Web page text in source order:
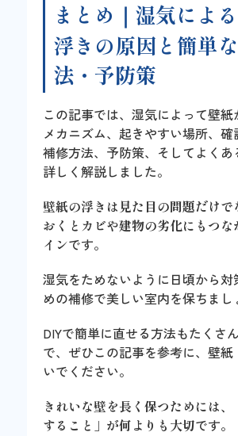
まとめ｜湿気によ
浮きの原因と簡単
法・予防策
この記事では、湿気によって壁
メカニズム、起きやすい場所、確
補修方法、予防策、そしてよくあ
詳しく解説しました。
壁紙の浮きは見た目の問題だけで
おくとカビや建物の劣化にもつ
インです。
湿気をためないように日頃から
めの補修で美しい室内を保ちまし
DIYで簡単に直せる方法もたくさ
で、ぜひこの記事を参考に、壁
いでください。
きれいな壁を長く保つためには
すること」が何よりも大切です。